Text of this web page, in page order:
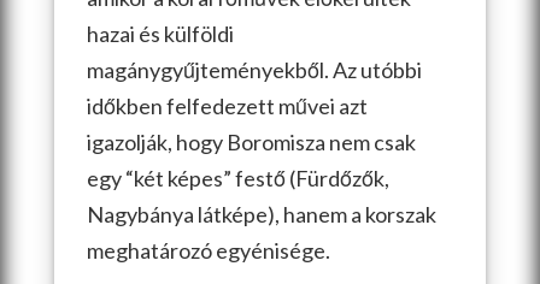
hazai és külföldi
magánygyűjteményekből. Az utóbbi
időkben felfedezett művei azt
igazolják, hogy Boromisza nem csak
egy “két képes” festő (Fürdőzők,
Nagybánya látképe), hanem a korszak
meghatározó egyénisége.